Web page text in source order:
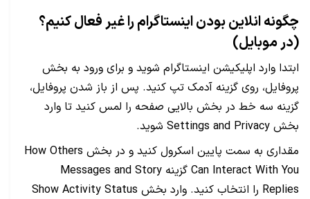
چگونه انلاین بودن اینستاگرام را غیر فعال کنیم؟
(در موبایل)
ابتدا وارد اپلیکیشن اینستاگرام شوید و برای ورود به بخش
پروفایل، روی گزینه آدمک تپ کنید. پس از باز شدن پروفایل،
گزینه سه خط در بخش بالایی صفحه را لمس کنید تا وارد
بخش Settings and Privacy شوید.
مقداری به سمت پایین اسکرول کنید و در بخش How Others
Can Interact With You گزینه Messages and Story
Replies را انتخاب کنید. وارد بخش Show Activity Status